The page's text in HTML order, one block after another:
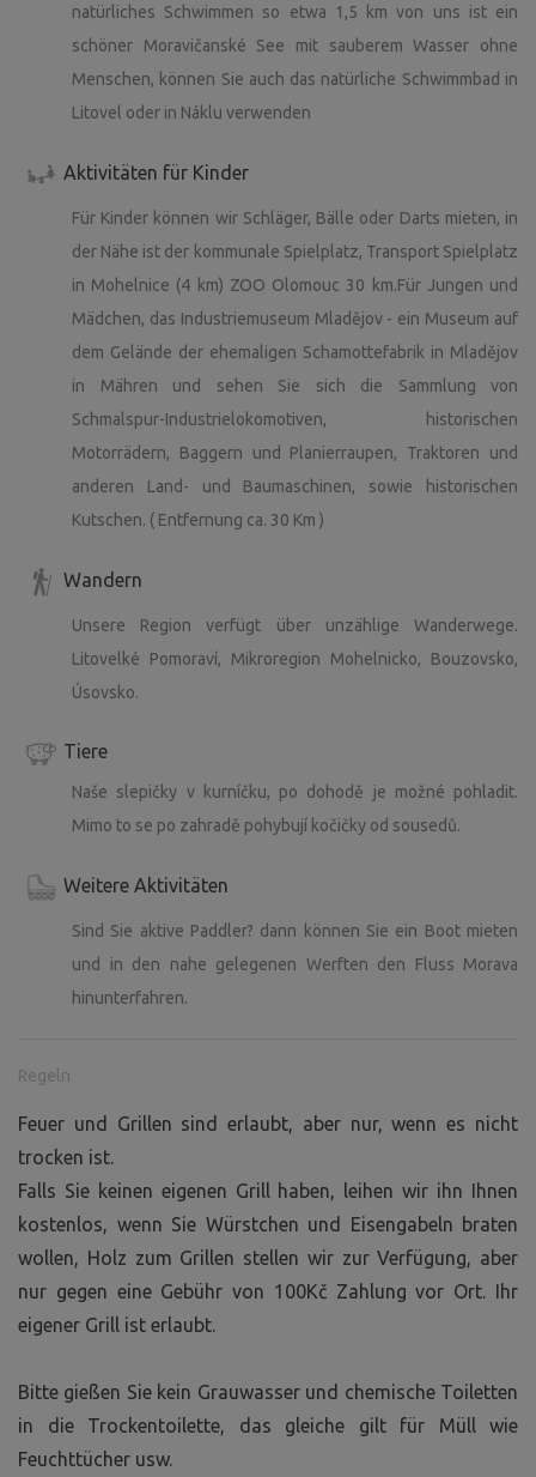
natürliches Schwimmen so etwa 1,5 km von uns ist ein
schöner Moravičanské See mit sauberem Wasser ohne
Menschen, können Sie auch das natürliche Schwimmbad in
Litovel oder in Náklu verwenden
Aktivitäten für Kinder
Für Kinder können wir Schläger, Bälle oder Darts mieten, in
der Nähe ist der kommunale Spielplatz, Transport Spielplatz
in Mohelnice (4 km) ZOO Olomouc 30 km.Für Jungen und
Mädchen, das Industriemuseum Mladějov - ein Museum auf
dem Gelände der ehemaligen Schamottefabrik in Mladějov
in Mähren und sehen Sie sich die Sammlung von
Schmalspur-Industrielokomotiven, historischen
Motorrädern, Baggern und Planierraupen, Traktoren und
anderen Land- und Baumaschinen, sowie historischen
Kutschen. ( Entfernung ca. 30 Km )
Wandern
Unsere Region verfügt über unzählige Wanderwege.
Litovelké Pomoraví, Mikroregion Mohelnicko, Bouzovsko,
Úsovsko.
Tiere
Naše slepičky v kurníčku, po dohodě je možné pohladit.
Mimo to se po zahradě pohybují kočičky od sousedů.
Weitere Aktivitäten
Sind Sie aktive Paddler? dann können Sie ein Boot mieten
und in den nahe gelegenen Werften den Fluss Morava
hinunterfahren.
Regeln
Feuer und Grillen sind erlaubt, aber nur, wenn es nicht
trocken ist.
Falls Sie keinen eigenen Grill haben, leihen wir ihn Ihnen
kostenlos, wenn Sie Würstchen und Eisengabeln braten
wollen, Holz zum Grillen stellen wir zur Verfügung, aber
nur gegen eine Gebühr von 100Kč Zahlung vor Ort. Ihr
eigener Grill ist erlaubt.
Bitte gießen Sie kein Grauwasser und chemische Toiletten
in die Trockentoilette, das gleiche gilt für Müll wie
Feuchttücher usw.